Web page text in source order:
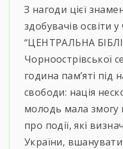
З нагоди цієї
здобувачів освіти
“ЦЕНТРАЛЬНА
Чорноострівської
година пам’яті під
свободи: нація
молодь мала змогу
про події, які
України, вшанувати